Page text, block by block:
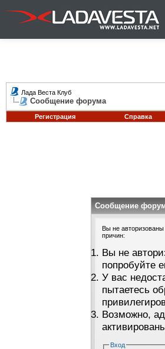
Лада Веста Клуб
Сообщение форума
Регистрация Справка
Сообщение
Вы не авторизованы
причин:
Вы не
попробуйте
У вас
пытаетесь
Возможно,
Вход